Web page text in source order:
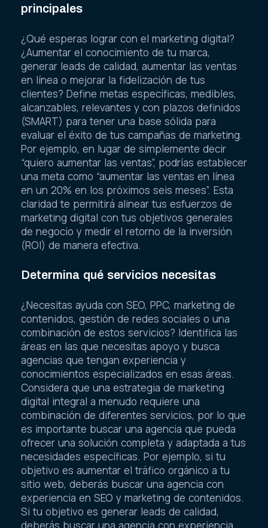
principales
¿Qué esperas lograr con el marketing digital?
¿Aumentar el conocimiento de tu marca,
generar leads de calidad, aumentar las ventas
en línea o mejorar la fidelización de tus
clientes? Define metas específicas, medibles,
alcanzables, relevantes y con plazos definidos
(SMART) para tener una base sólida para
evaluar el éxito de tus campañas de marketing.
Por ejemplo, en lugar de simplemente decir
“quiero aumentar las ventas”, podrías establecer
una meta como “aumentar las ventas en línea
en un 20% en los próximos seis meses”. Esta
claridad te permitirá alinear tus esfuerzos de
marketing digital con tus objetivos generales
de negocio y medir el retorno de la inversión
(ROI) de manera efectiva.
Determina qué servicios necesitas
¿Necesitas ayuda con SEO, PPC, marketing de
contenidos, gestión de redes sociales o una
combinación de estos servicios? Identifica las
áreas en las que necesitas apoyo y busca
agencias que tengan experiencia y
conocimientos especializados en esas áreas.
Considera que una estrategia de marketing
digital integral a menudo requiere una
combinación de diferentes servicios, por lo que
es importante buscar una agencia que pueda
ofrecer una solución completa y adaptada a tus
necesidades específicas. Por ejemplo, si tu
objetivo es aumentar el tráfico orgánico a tu
sitio web, deberás buscar una agencia con
experiencia en SEO y marketing de contenidos.
Si tu objetivo es generar leads de calidad,
deberás buscar una agencia con experiencia